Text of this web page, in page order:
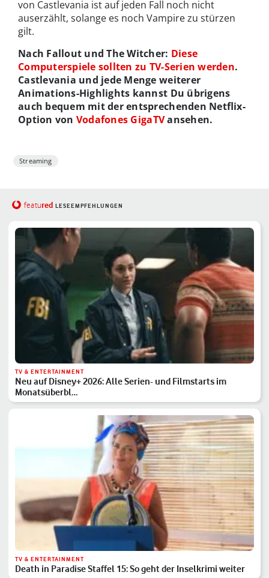
von Castlevania ist auf jeden Fall noch nicht
auserzählt, solange es noch Vampire zu stürzen
gilt.
Nach Fallout und The Witcher: Diese
Computerspiele sollten zu TV-Serien werden.
Castlevania und jede Menge weiterer
Animations-Highlights kannst Du übrigens
auch bequem mit der entsprechenden Netflix-
Option von Vodafones GigaTVansehen.
Streaming
featured LESEEMPFEHLUNGEN
TV & ENTERTAINMENT
Neu auf Disney+ 2026: Alle Serien- und Filmstarts im
Monatsüberbl…
TV & ENTERTAINMENT
Death in Paradise Staffel 15: So geht der Inselkrimi weiter